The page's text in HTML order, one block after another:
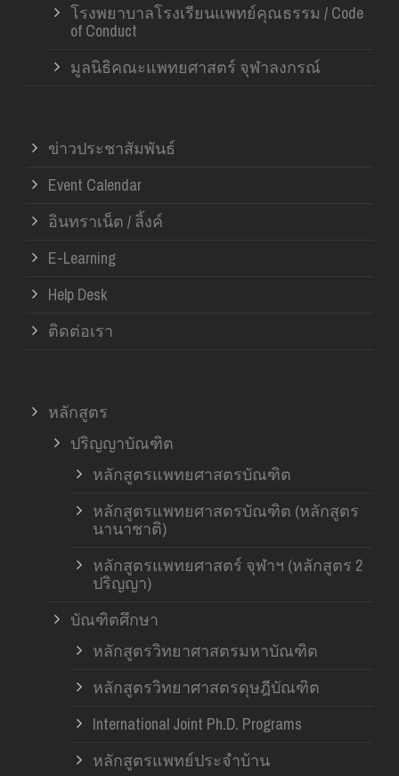
โรงพยาบาลโรงเรียนแพทย์คุณธรรม / Code
of Conduct
มูลนิธิคณะแพทยศาสตร์ จุฬาลงกรณ์
ข่าวประชาสัมพันธ์
Event Calendar
อินทราเน็ต / ลิ้งค์
E-Learning
Help Desk
ติดต่อเรา
หลักสูตร
ปริญญาบัณฑิต
หลักสูตรแพทยศาสตรบัณฑิต
หลักสูตรแพทยศาสตรบัณฑิต (หลักสูตร
นานาชาติ)
หลักสูตรแพทยศาสตร์ จุฬาฯ (หลักสูตร 2
ปริญญา)
บัณฑิตศึกษา
หลักสูตรวิทยาศาสตรมหาบัณฑิต
หลักสูตรวิทยาศาสตรดุษฎีบัณฑิต
International Joint Ph.D. Programs
หลักสูตรแพทย์ประจำบ้าน